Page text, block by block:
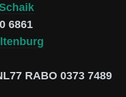
6861
RABO 0373 7489